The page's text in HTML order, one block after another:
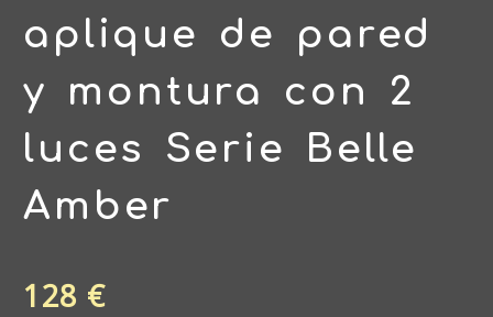
aplique de pared
y montura con 2
luces Serie Belle
Amber
128 €